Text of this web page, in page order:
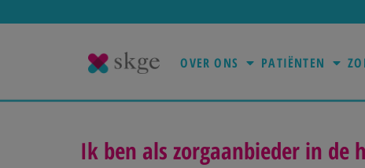
OVER ONS PATIËNTEN
Ik ben als zorgaanbieder in de